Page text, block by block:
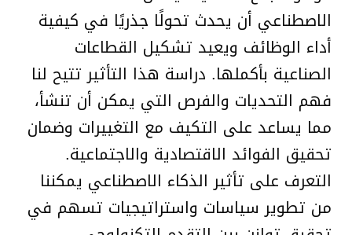
الاصطناعي أن يحدث تحولًا جذريًا في كيفية
أداء الوظائف ويعيد تشكيل القطاعات
الصناعية بأكملها. دراسة هذا التأثير تتيح لنا
فهم التحديات والفرص التي يمكن أن تنشأ،
مما يساعد على التكيف مع التغييرات وضمان
تحقيق الفوائد الاقتصادية والاجتماعية.
التعرف على تأثير الذكاء الاصطناعي يمكننا
من تطوير سياسات واستراتيجيات تسهم في